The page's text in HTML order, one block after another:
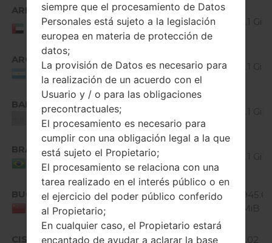
ARE
United Arab
Emirates
V40020b_00.kdz
Android
5.0.x
Lollipop
1.1 GiB
ARG
Argentina
V40020b_00.kdz
5.0.x
Lollipop
1.1 GiB
BAL
Unknown
V40020b_00.kdz
Android
Lollipop
1.1 GiB
BRA
Brazil
V40020b_00.kdz
Android
Lollipop
1.1 GiB
BUO
China
V40020a_00.kdz
Android
5.0.x
945.64
MiB
CIS
V40010d_00.kdz
Android
1.02
siempre que el procesamiento de Datos
Personales está sujeto a la legislación
europea en materia de protección de
datos;
La provisión de Datos es necesario para
la realización de un acuerdo con el
Usuario y / o para las obligaciones
precontractuales;
El procesamiento es necesario para
cumplir con una obligación legal a la que
está sujeto el Propietario;
El procesamiento se relaciona con una
tarea realizado en el interés público o en
el ejercicio del poder público conferido
al Propietario;
En cualquier caso, el Propietario estará
encantado de ayudar a aclarar la base